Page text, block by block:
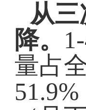
从
降。
量占